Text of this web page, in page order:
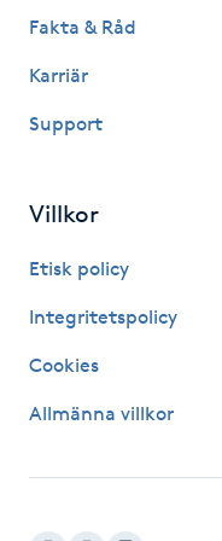
Liktornar
LPG-behandling
LPG-massage
Läpptatuering
Fakta & Råd
Karriär
Support
Villkor
Etisk policy
Integritetspolicy
Cookies
Allmänna villkor